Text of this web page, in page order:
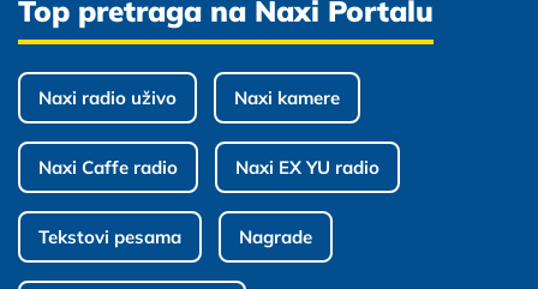
Top pretraga na Naxi Portalu
Naxi radio uživo Naxi kamere
Naxi Caffe radio Naxi EX YU radio
Tekstovi pesama Nagrade